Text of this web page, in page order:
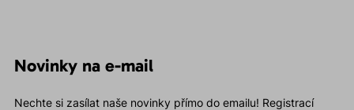
Novinky na e-mail
Nechte si zasílat naše novinky přímo do emailu! Registrací